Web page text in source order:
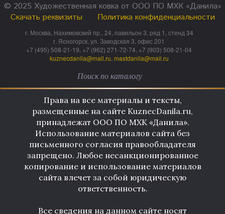
© 2025 Художественная ковка от ООО ПО МХК «Данила»
Скачать реквизиты
Политика конфиденциальности
г. Москва, Нахимовский пр., 24, павильон 3, ряд 1, стенд 34
г. Ясногорск, ул. Заводская 3, офис 201
+7 (495) 508-21-19, +7 (962) 271-72-74, +7 (903) 508-21-04
kuznecdanila@mail.ru mastdanila@mail.ru
Права на все материалы и тексты,
размещенные на сайте KuznecDanila.ru,
принадлежат ООО ПО МХК «Данила».
Использование материалов сайта без
письменного согласия правообладателя
запрещено. Любое несанкционированное
копирование и использование материалов
сайта влечет за собой юридическую
ответственность.
Все сведения на данном сайте носят